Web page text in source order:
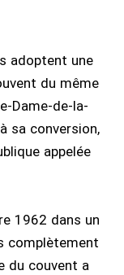
adoptent une
du même
Dame-de-la-
sa conversion,
appelée
1962 dans un
complètement
du couvent a